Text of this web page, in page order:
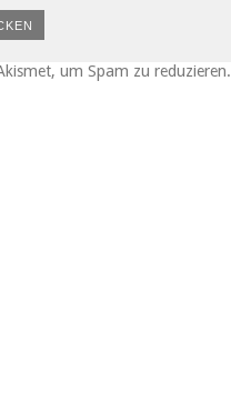
um Spam zu reduzieren.